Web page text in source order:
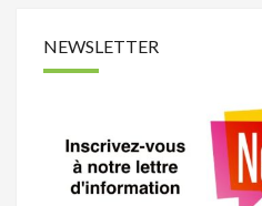
NEWSLETTER